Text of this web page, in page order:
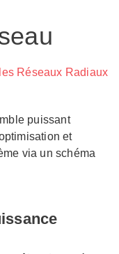
Réseaux Radiaux
puissant
et
via un schéma